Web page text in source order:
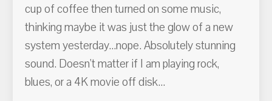
cup of coffee then turned on some music,
thinking maybe it was just the glow of a new
system yesterday...nope. Absolutely stunning
sound. Doesn't matter if I am playing rock,
blues, or a 4K movie off disk...